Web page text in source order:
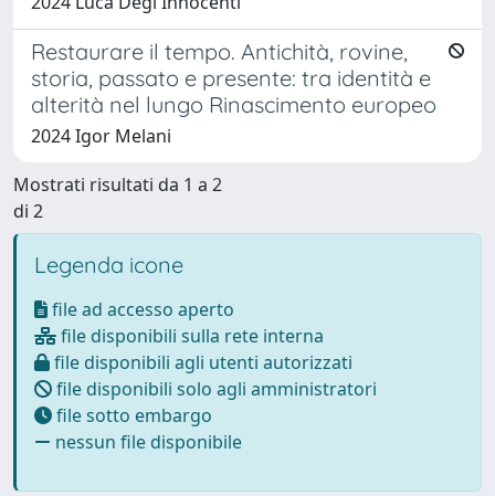
Restaurare il tempo. Antichità, rovine,
storia, passato e presente: tra identità e
alterità nel lungo Rinascimento europeo
2024 Igor Melani
Mostrati risultati da 1 a 2
di 2
Legenda icone
file ad accesso aperto
file disponibili sulla rete interna
file disponibili agli utenti autorizzati
file disponibili solo agli amministratori
file sotto embargo
nessun file disponibile